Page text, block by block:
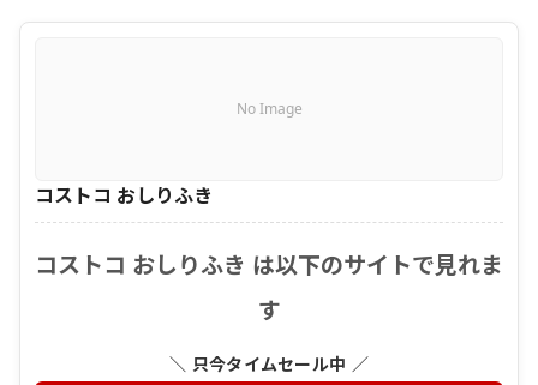
No Image
コストコ おしりふき
コストコ おしりふき は以下のサイトで見れま
す
＼ 只今タイムセール中 ／